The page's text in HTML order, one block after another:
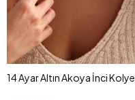
14 Ayar Altın Akoya İnci Kolye